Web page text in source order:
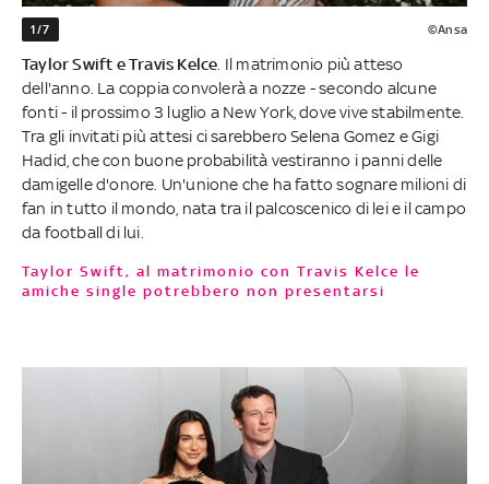
1/7 ©Ansa
Taylor Swift e Travis Kelce . Il matrimonio più atteso
dell'anno. La coppia convolerà a nozze - secondo alcune
fonti - il prossimo 3 luglio a New York, dove vive stabilmente.
Tra gli invitati più attesi ci sarebbero Selena Gomez e Gigi
Hadid, che con buone probabilità vestiranno i panni delle
damigelle d'onore. Un'unione che ha fatto sognare milioni di
fan in tutto il mondo, nata tra il palcoscenico di lei e il campo
da football di lui.
Taylor Swift, al matrimonio con Travis Kelce le
amiche single potrebbero non presentarsi